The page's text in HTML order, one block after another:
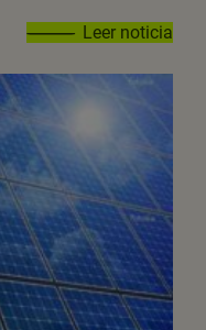
Leer noticia